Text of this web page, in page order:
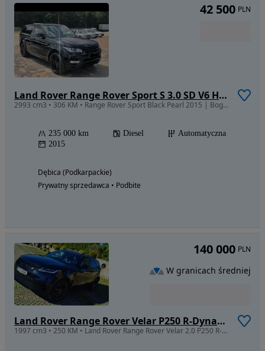
Land Rover Range Rover Sport S 3.0 SD V6 HSE
2993 cm3 • 306 KM • Range Rover Sport Black Pearl 2015 | Bogata wersja | Hak | Uszkodzony
235 000 km Diesel
Automatyczna
2015
Dębica (Podkarpackie)
Prywatny sprzedawca • Podbite
42 500 PLN
Land Rover Range Rover Velar P250 R-Dynamic S
1997 cm3 • 250 KM • Land Rover Range Rover Velar 2.0 P250 R-Dynamic S
140 000 PLN
W granicach średniej